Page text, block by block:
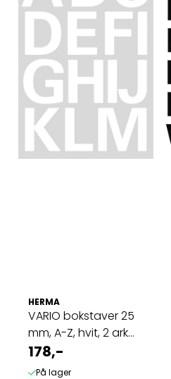
HERMA
VARIO bokstaver 25
mm, A-Z, hvit, 2 ark
(10 pakk)
178,-
På lager